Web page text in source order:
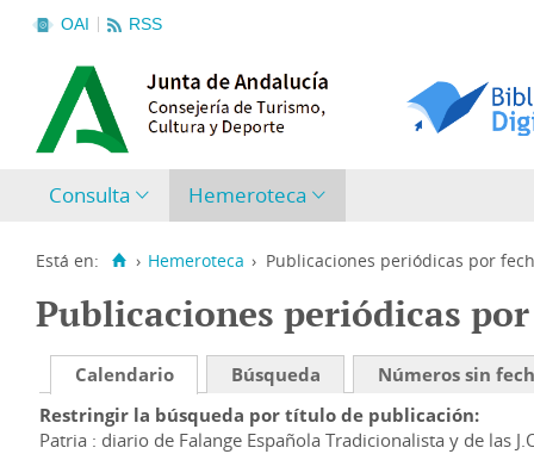
OAI RSS
Consulta Hemeroteca
Está en: › Hemeroteca › Publicaciones periódicas por
Publicaciones periódicas
Calendario Búsqueda
Números sin
Restringir la búsqueda por título de publicación
Patria : diario de Falange Española Tradicionalista y de las